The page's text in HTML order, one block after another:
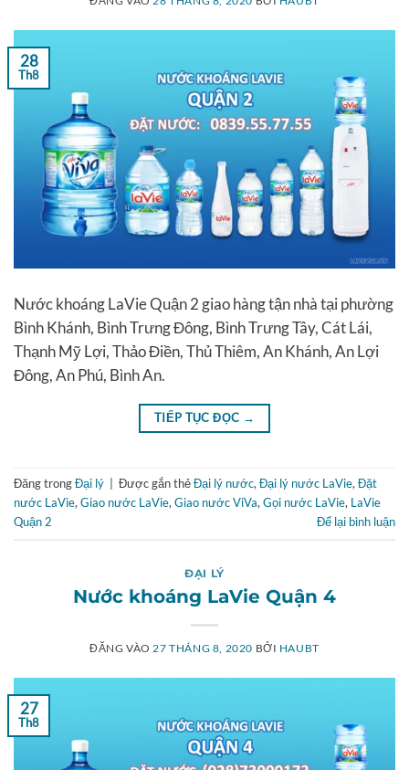
28
Th8
Nước khoáng LaVie Quận 2 giao hàng tận nhà tại phường
Bình Khánh, Bình Trưng Đông, Bình Trưng Tây, Cát Lái,
Thạnh Mỹ Lợi, Thảo Điền, Thủ Thiêm, An Khánh, An Lợi
Đông, An Phú, Bình An.
TIẾP TỤC ĐỌC →
Đăng trongĐại lý Được gắn thẻĐại lý nước,Đại lý nước LaVie,Đặt
nước LaVie,Giao nước LaVie,Giao nước ViVa,Gọi nước LaVie, LaVie
Quận 2
Để lại bình luận
ĐẠI LÝ
Nước khoáng LaVie Quận 4
ĐĂNG VÀO 27 THÁNG 8, 2020 BỞI HAUBT
27
Th8